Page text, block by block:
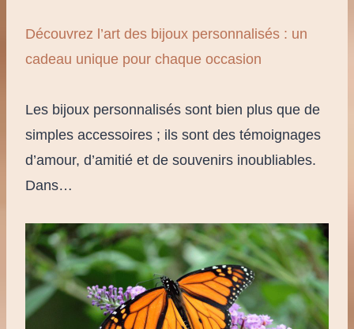
Découvrez l’art des bijoux personnalisés : un
cadeau unique pour chaque occasion
Les bijoux personnalisés sont bien plus que de
simples accessoires ; ils sont des témoignages
d’amour, d’amitié et de souvenirs inoubliables.
Dans…